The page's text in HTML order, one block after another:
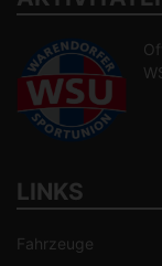
LINKS
Fahrzeuge